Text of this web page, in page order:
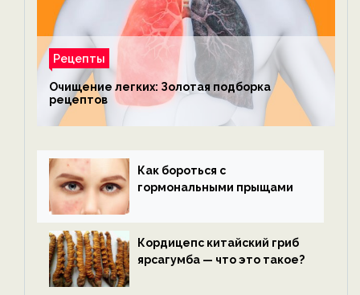
Рецепты
Очищение легких: Золотая подборка
рецептов
Как бороться с
гормональными прыщами
Кордицепс китайский гриб
ярсагумба — что это такое?